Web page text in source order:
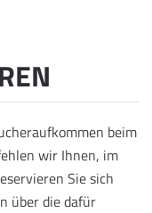
beim
wir Ihnen, im
Sie sich
über die dafür